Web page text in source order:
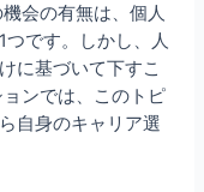
会の有無は、個人
です。しかし、人
に基づいて下すこ
ンでは、このトピ
自身のキャリア選